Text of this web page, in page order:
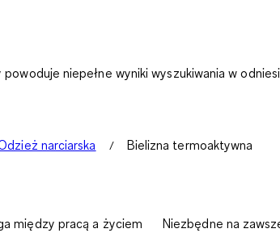
niepełne wyniki wyszukiwania w
narciarska Bielizna termoaktywna
między pracą a życiem
Niezbędne na